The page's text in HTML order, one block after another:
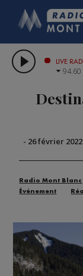
LIVE
94.60
- 26 février
Radio Mont Blanc
Événement